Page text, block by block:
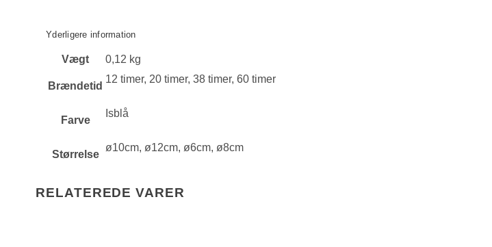
Yderligere information
Vægt 0,12 kg
Brændetid
12 timer, 20 timer, 38 timer, 60 timer
Farve
Isblå
Størrelse
ø10cm, ø12cm, ø6cm, ø8cm
RELATEREDE VARER